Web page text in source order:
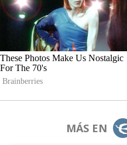
MÁS EN